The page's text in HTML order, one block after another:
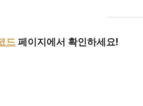
드페이지에서 확인하세요!